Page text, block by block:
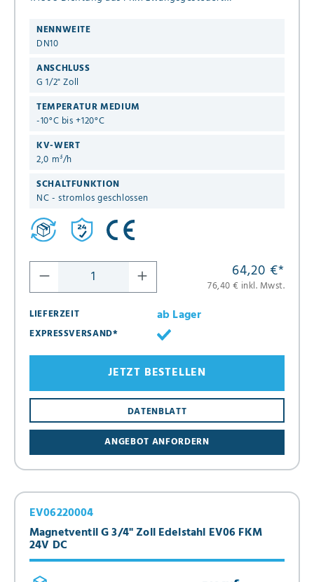
NENNWEITE
DN10
ANSCHLUSS
G 1/2" Zoll
TEMPERATUR MEDIUM
-10°C bis +120°C
KV-WERT
2,0 m³/h
SCHALTFUNKTION
NC - stromlos geschlossen
64,20 €*
76,40 € inkl. Mwst.
LIEFERZEIT
ab Lager
EXPRESSVERSAND*
ANGEBOT ANFORDERN
DATENBLATT
JETZT BESTELLEN
Magnetventil G 3/4" Zoll Edelstahl EV06 FKM
24V DC
EV06220004